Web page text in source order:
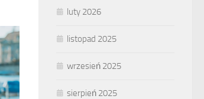
luty 2026
listopad 2025
wrzesień 2025
sierpień 2025